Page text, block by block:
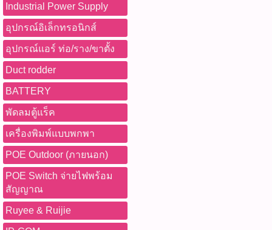
Industrial Power Supply
อุปกรณ์อิเล็กทรอนิกส์
อุปกรณ์แอร์ ท่อ/ราง/ขาตั้ง
Duct rodder
BATTERY
พัดลมตู้แร็ค
เครื่องพิมพ์แบบพกพา
POE Outdoor (ภายนอก)
POE Switch จ่ายไฟพร้อม
สัญญาณ
Ruyee & Ruijie